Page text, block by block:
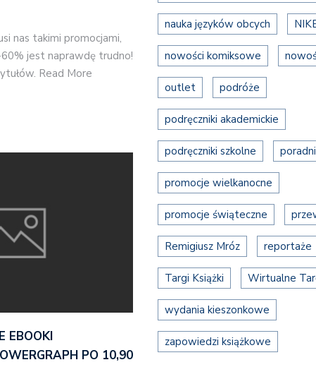
nas takimi promocjami,
jest naprawdę trudno!
Read More
EBOOKI
PO 10,90
nauka języków obcych
nowości komiksowe
outlet podróże
podręczniki akademickie
podręczniki szkolne
promocje wielkanocne
promocje świąteczne
Remigiusz Mróz reportaże
Targi Książki Wirtualne
wydania kieszonkowe
zapowiedzi książkowe